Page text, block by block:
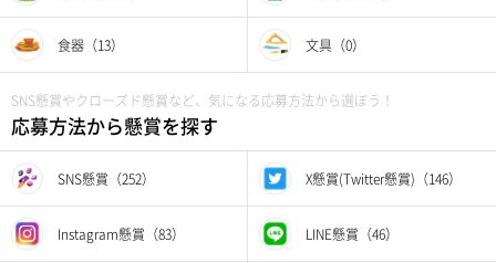
食器（13） 文具（0）
SNS懸賞やクローズド懸賞など、気になる応募方法から選ぼう！
応募方法から懸賞を探す
SNS懸賞（252） X懸賞(Twitter懸賞)（146）
Instagram懸賞（83） LINE懸賞（46）